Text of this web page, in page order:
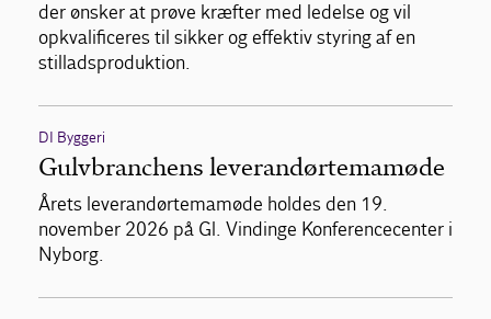
der ønsker at prøve kræfter med ledelse og vil
opkvalificeres til sikker og effektiv styring af en
stilladsproduktion.
DI Byggeri
Gulvbranchens leverandørtemamøde
Årets leverandørtemamøde holdes den 19.
november 2026 på Gl. Vindinge Konferencecenter i
Nyborg.